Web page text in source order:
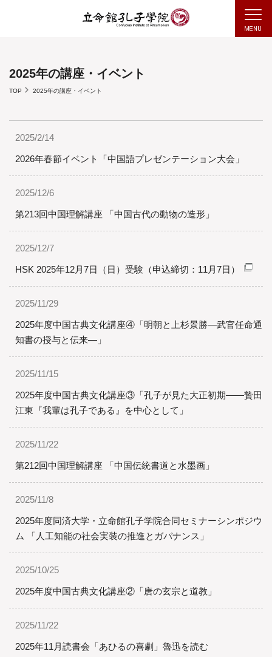
2025年の講座・イベント
TOP 2025年の講座・イベント
2025/2/14
2026年春節イベント「中国語プレゼンテーション大会」
2025/12/6
第213回中国理解講座 「中国古代の動物の造形」
2025/12/7
HSK 2025年12月7日（日）受験（申込締切：11月7日）
2025/11/29
2025年度中国古典文化講座④「明朝と上杉景勝―武官任命通
知書の授与と伝来―」
2025/11/15
2025年度中国古典文化講座③「孔子が見た大正初期――贄田
江東『我輩は孔子である』を中心として」
2025/11/22
第212回中国理解講座 「中国伝統書道と水墨画」
2025/11/8
2025年度同済大学・立命館孔子学院合同セミナーシンポジウ
ム 「人工知能の社会実装の推進とガバナンス」
2025/10/25
2025年度中国古典文化講座②「唐の玄宗と道教」
2025/11/22
2025年11月読書会「あひるの喜劇」魯迅を読む